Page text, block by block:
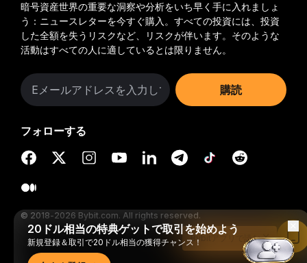
暗号資産世界の重要な洞察や分析をいち早く手に入れましょ
う：ニュースレターを今すぐ購入。 すべての投資には、投資
した全額を失うリスクなど、リスクが伴います。そのような
活動はすべての人に適しているとは限りません。
購読
フォローする
© 2018-2026 Bybit.com. All rights reserved.
20ドル相当の特典ゲットで取引を始めよう
新規登録＆取引で20ドル相当の獲得チャンス！Bybitアプリで読む